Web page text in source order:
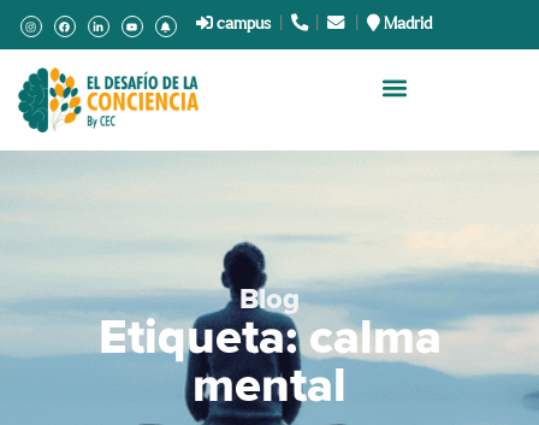
campus| . | | Madrid
Blog
Etiqueta: calma
mental